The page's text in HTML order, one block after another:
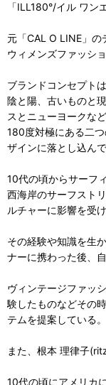
「ILL180°/イル ワン
元「CAL O LINE」の
ウィメンズファッシ
ブランドコンセプト
陰と陽、古いものと
スとニューヨークな
180度対極にある二
ザインに落とし込んで
10代の頃からサーフ
西海岸のサーフスト
ルチャーに影響を受け
その経験や知識を生
ナーに携わった後、
ヴィンテージファッ
験したものなどその
テムを提案している。
また、根本 理律子
10代の頃にアメリカ